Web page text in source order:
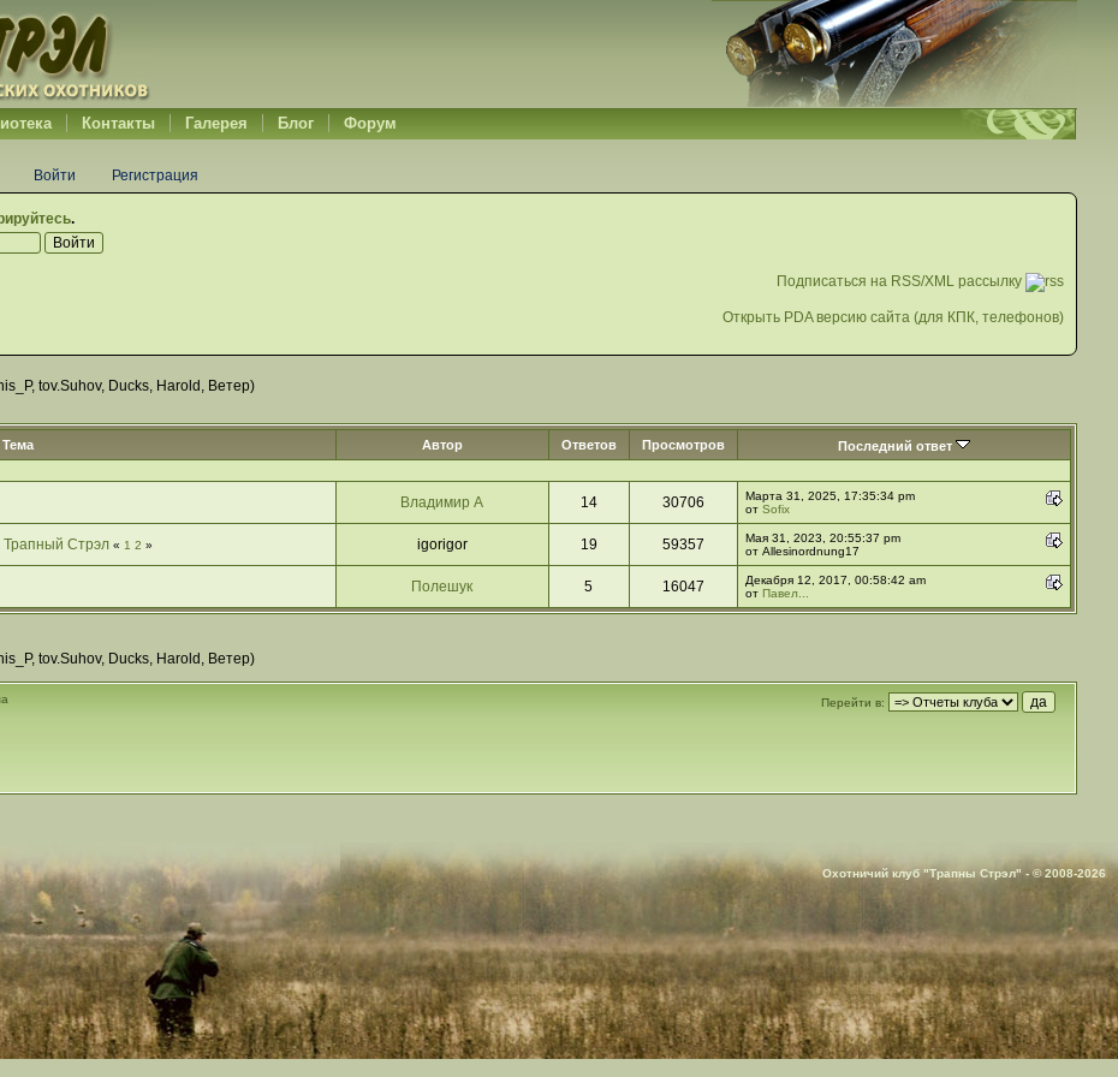
Контакты Галерея Блог Форум
Войти Регистрация
.
Подписаться на RSS/XML рассылку
Открыть PDA версию сайта (для КПК, телефонов)
, tov.Suhov, Ducks, Harold , Ветер)
Тема
Автор Ответов Просмотров Последний ответ
Владимир А 14 30706
Марта 31, 2025, 17:35:34 pm
от Sofix
Трапный Стрэл « 1 2 » igorigor 19 59357
Мая 31, 2023, 20:55:37 pm
от Allesinordnung17
Полешук 5 16047
Декабря 12, 2017, 00:58:42 am
от Павел...
, tov.Suhov, Ducks, Harold , Ветер)
Перейти в:
Охотничий клуб "Трапны Стрэл" - © 2008-2026